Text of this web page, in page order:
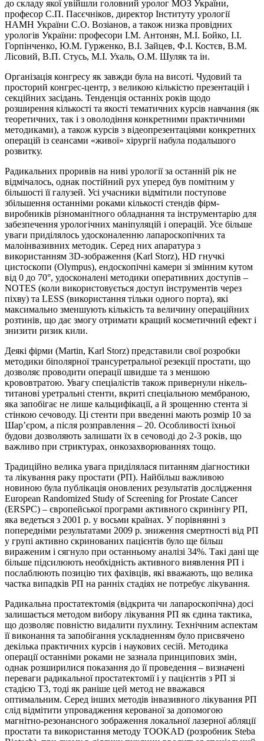
до складу якої увійшли головний уролог МОЗ України,
професор С.П. Пасєчніков, директор Інституту урології
НАМН України С.О. Возіанов, а також низка провідних
урологів України: професори І.М. Антонян, М.І. Бойко, І.І.
Горпінченко, Ю.М. Гурженко, В.І. Зайцев, Ф.І. Костєв, В.М.
Лісовий, В.П. Стусь, М.І. Ухаль, О.М. Шуляк та ін.
Організація конгресу як завжди була на висоті. Чудовий та
просторий конгрес-центр, з великою кількістю презентацій і
секційних засідань. Тенденція останніх років щодо
розширення кількості та якості тематичних курсів навчання (як
теоретичних, так і з оволодіння конкретними практичними
методиками), а також курсів з відеопрезентаціями конкретних
операцій із сеансами «живої» хірургії набула подальшого
розвитку.
Радикальних проривів на ниві урології за останній рік не
відмічалось, однак постійний рух уперед був помітним у
більшості її галузей. Усі учасники відмітили поступове
збільшення останніми роками кількості стендів фірм-
виробників різноманітного обладнання та інструментарію для
забезпечення урологічних маніпуляцій і операцій. Усе більше
уваги приділялось удосконаленню лапароскопічних та
малоінвазивних методик. Серед них апаратура з
використанням 3D-зображення (Karl Storz), HD гнучкі
цистоскопи (Olympus), ендоскопічні камери зі змінним кутом
від 0 до 70°, удосконалені методики оперативних доступів –
NOTES (коли використовується доступ інструментів через
піхву) та LESS (використання тільки одного порта), які
максимально зменшують кількість та величину операційних
розтинів, що дає змогу отримати кращий косметичний ефект і
знизити ризик кили.
Деякі фірми (Martin, Karl Storz) представили свої розробки
методики біполярної трансуретральної резекції простати, що
дозволяє проводити операції швидше та з меншою
крововтратою. Увагу спеціалістів також привернули нікель-
титанові уретральні стенти, вкриті спеціальною мембраною,
яка запобігає не лише кальцифікації, а й зрощенню стента зі
стінкою сечоводу. Ці стенти при введенні мають розмір 10 за
Шар’єром, а після розправлення – 20. Особливості їхньої
будови дозволяють залишати їх в сечоводі до 2-3 років, що
важливо при стриктурах, онкозахворюваннях тощо.
Традиційно велика увага приділялася питанням діагностики
та лікування раку простати (РП). Найбільш важливою
новиною була публікація оновлених результатів дослідження
European Randomized Study of Screening for Prostate Cancer
(ERSPC) – європейської програми активного скринінгу РП,
яка ведеться з 2001 р. у восьми країнах. У порівнянні з
попередніми результатами 2009 р. зниження смертності від РП
у групі активно скринованих пацієнтів було ще більш
вираженим і сягнуло при останньому аналізі 34%. Такі дані ще
більше підсилюють необхідність активного виявлення РП і
послаблюють позицію тих фахівців, які вважають, що велика
частка випадків РП на ранніх стадіях не потребує лікування.
Радикальна простатектомія (відкрита чи лапароскопічна) досі
залишається методом вибору лікування РП як єдина тактика,
що дозволяє повністю видалити пухлину. Технічним аспектам
її виконання та запобігання ускладненням було присвячено
декілька практичних курсів і наукових сесій. Методика
операції останніми роками не зазнала принципових змін,
однак розширилися показання до її проведення – визначені
переваги радикальної простатектомії і у пацієнтів з РП зі
стадією Т3, тоді як раніше цей метод не вважався
оптимальним. Серед інших методів інвазивного лікування РП
слід відмітити упровадження керованої за допомогою
магнітно-резонансного зображення локальної лазерної абляції
простати та використання методу TOOKAD (розробник Steba